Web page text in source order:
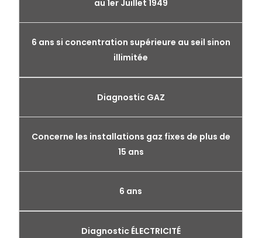
au 1er Juillet 1949
6 ans si concentration supérieure au seil sinon
illimitée
Diagnostic GAZ
Concerne les installations gaz fixes de plus de
15 ans
6 ans
Diagnostic ÉLECTRICITÉ